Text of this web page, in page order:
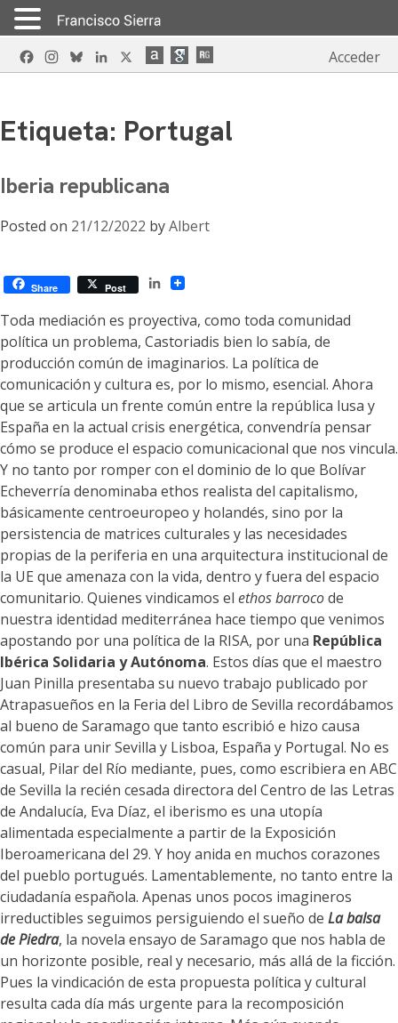
Skip
to
FacebookInstagram
BlueskyLinkedIn Acceder
Etiqueta: Portugal
Iberia republicana
Posted on 21/12/2022 byAlbert
Share Post
LinkedIn
Toda mediación es proyectiva, como toda comunidad
política un problema, Castoriadis bien lo sabía, de
producción común de imaginarios. La política de
comunicación y cultura es, por lo mismo, esencial. Ahora
que se articula un frente común entre la república lusa y
España en la actual crisis energética, convendría pensar
cómo se produce el espacio comunicacional que nos vincula.
Y no tanto por romper con el dominio de lo que Bolívar
Echeverría denominaba ethos realista del capitalismo,
básicamente centroeuropeo y holandés, sino por la
persistencia de matrices culturales y las necesidades
propias de la periferia en una arquitectura institucional de
la UE que amenaza con la vida, dentro y fuera del espacio
comunitario. Quienes vindicamos el ethos barrocode
nuestra identidad mediterránea hace tiempo que venimos
apostando por una política de la RISA, por una República
Ibérica Solidaria y Autónoma. Estos días que el maestro
Juan Pinilla presentaba su nuevo trabajo publicado por
Atrapasueños en la Feria del Libro de Sevilla recordábamos
al bueno de Saramago que tanto escribió e hizo causa
común para unir Sevilla y Lisboa, España y Portugal. No es
casual, Pilar del Río mediante, pues, como escribiera en ABC
de Sevilla la recién cesada directora del Centro de las Letras
de Andalucía, Eva Díaz, el iberismo es una utopía
alimentada especialmente a partir de la Exposición
Iberoamericana del 29. Y hoy anida en muchos corazones
del pueblo portugués. Lamentablemente, no tanto entre la
ciudadanía española. Apenas unos pocos imagineros
irreductibles seguimos persiguiendo el sueño de La balsa
de Piedra, la novela ensayo de Saramago que nos habla de
un horizonte posible, real y necesario, más allá de la ficción.
Pues la vindicación de esta propuesta política y cultural
resulta cada día más urgente para la recomposición